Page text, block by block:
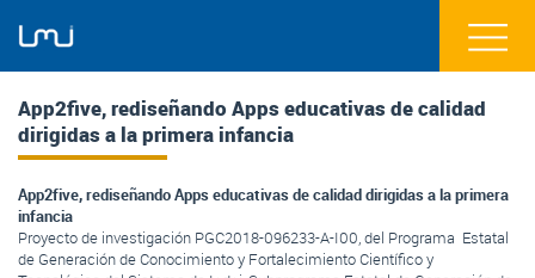
App2five, rediseñando Apps educativas de calidad
dirigidas a la primera infancia
App2five, rediseñando Apps educativas de calidad dirigidas a la primera
infancia
Proyecto de investigación PGC2018-096233-A-I00, del Programa Estatal
de Generación de Conocimiento y Fortalecimiento Científico y